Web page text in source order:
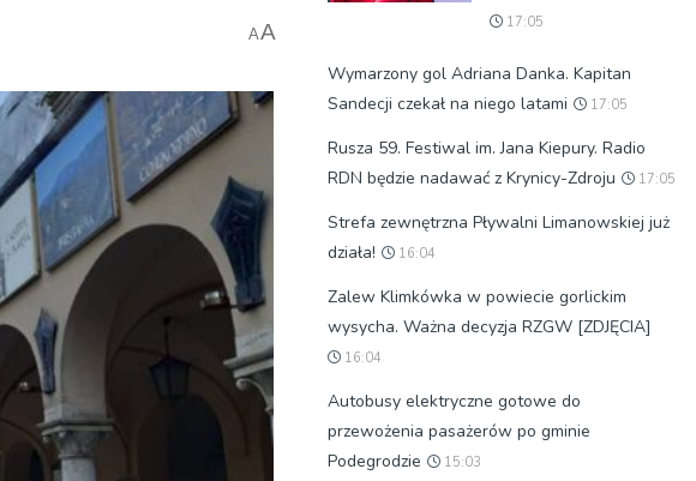
AA 17:05
Wymarzony gol Adriana Danka. Kapitan
Sandecji czekał na niego latami
17:05
Rusza 59. Festiwal im. Jana Kiepury. Radio
RDN będzie nadawać z Krynicy-Zdroju
17:05
Strefa zewnętrzna Pływalni Limanowskiej już
działa!
16:04
Zalew Klimkówka w powiecie gorlickim
wysycha. Ważna decyzja RZGW [ZDJĘCIA]
16:04
Autobusy elektryczne gotowe do
przewożenia pasażerów po gminie
Podegrodzie
15:03